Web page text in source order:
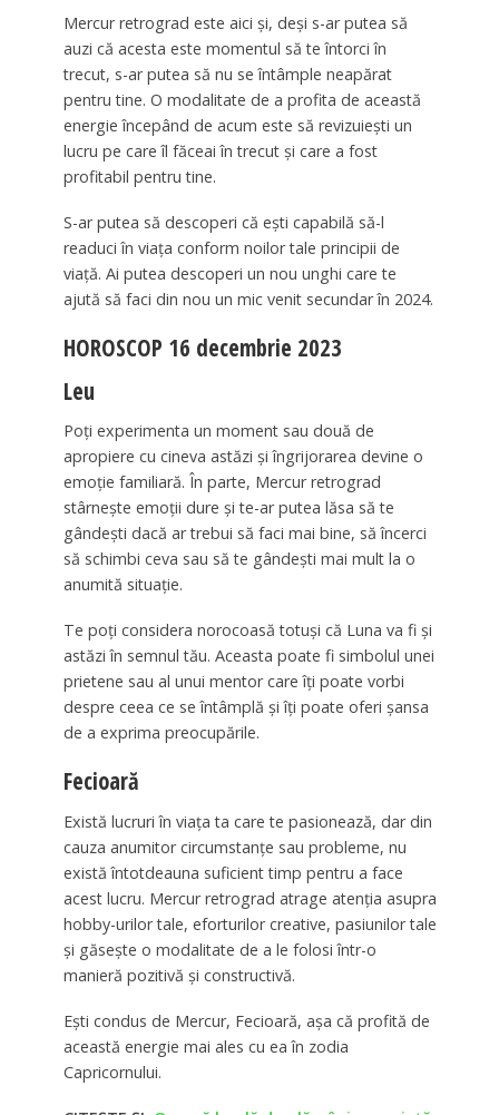
Mercur retrograd este aici și, deși s-ar putea să
auzi că acesta este momentul să te întorci în
trecut, s-ar putea să nu se întâmple neapărat
pentru tine. O modalitate de a profita de această
energie începând de acum este să revizuiești un
lucru pe care îl făceai în trecut și care a fost
profitabil pentru tine.
S-ar putea să descoperi că ești capabilă să-l
readuci în viața conform noilor tale principii de
viață. Ai putea descoperi un nou unghi care te
ajută să faci din nou un mic venit secundar în 2024.
HOROSCOP 16 decembrie 2023
Leu
Poți experimenta un moment sau două de
apropiere cu cineva astăzi și îngrijorarea devine o
emoție familiară. În parte, Mercur retrograd
stârnește emoții dure și te-ar putea lăsa să te
gândești dacă ar trebui să faci mai bine, să încerci
să schimbi ceva sau să te gândești mai mult la o
anumită situație.
Te poți considera norocoasă totuși că Luna va fi și
astăzi în semnul tău. Aceasta poate fi simbolul unei
prietene sau al unui mentor care îți poate vorbi
despre ceea ce se întâmplă și îți poate oferi șansa
de a exprima preocupările.
Fecioară
Există lucruri în viața ta care te pasionează, dar din
cauza anumitor circumstanțe sau probleme, nu
există întotdeauna suficient timp pentru a face
acest lucru. Mercur retrograd atrage atenția asupra
hobby-urilor tale, eforturilor creative, pasiunilor tale
și găsește o modalitate de a le folosi într-o
manieră pozitivă și constructivă.
Ești condus de Mercur, Fecioară, așa că profită de
această energie mai ales cu ea în zodia
Capricornului.